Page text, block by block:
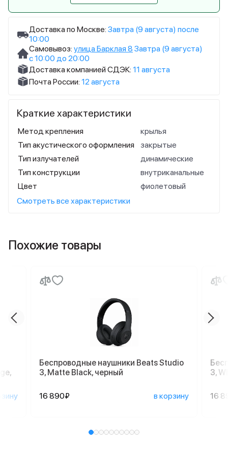
Доставка по Москве: Завтра (9 августа) после
10:00
Самовывоз: улица Барклая 8 Завтра (9 августа)
с 10:00 до 20:00
Доставка компанией СДЭК: 11 августа
Почта России: 12 августа
Краткие характеристики
Метод крепления
крылья
Тип акустического оформления
закрытые
Тип излучателей
динамические
Тип конструкции
внутриканальные
Цвет
фиолетовый
Смотреть все характеристики
Похожие товары
Беспроводные наушники Beats Studio
3, Matte Black, черный
16 890₽ в корзину
3,
16